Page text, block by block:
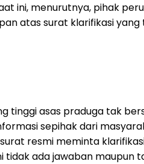
ini, menurutnya, pihak
atas surat klarifikasi
tinggi asas praduga tak
sepihak dari
resmi meminta
tidak ada jawaban maupun